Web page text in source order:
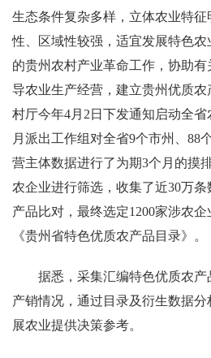
生态条件复杂多样，立体农业特
性、区域性较强，适宜发展特色
的贵州农村产业革命工作，协助
导农业生产经营，建立贵州优质
村厅今年4月2日下发通知启动全
月派出工作组对全省9个市州、88
营主体数据进行了为期3个月的摸
农企业进行筛选，收集了近30万
产品比对，最终选定1200家涉农
《贵州省特色优质农产品目录》。
据悉，采集汇编特色优质农产
产销情况，通过目录及衍生数据
展农业提供决策参考。